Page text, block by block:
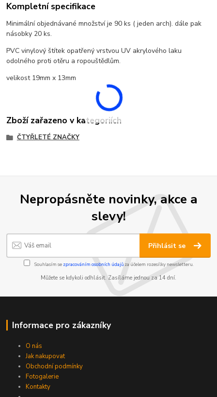
Kompletní specifikace
Minimální objednávané množství je 90 ks ( jeden arch). dále pak
násobky 20 ks.
PVC vinylový štítek opatřený vrstvou UV akrylového laku
odolného proti otěru a ropouštědlům.
velikost 19mm x 13mm
Zboží zařazeno v kategoriích
ČTYŘLETÉ ZNAČKY
Nepropásněte novinky, akce a
slevy!
Přihlásit se
Souhlasím se zpracováním osobních údajůza účelem rozesílky newsletteru.
Můžete se kdykoli odhlásit. Zasíláme jednou za 14 dní.
Informace pro zákazníky
O nás
Jak nakupovat
Obchodní podmínky
Fotogalerie
Kontakty